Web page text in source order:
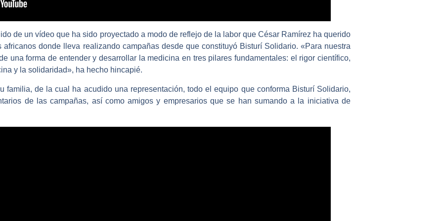
de un vídeo que ha sido proyectado a modo de reflejo de la labor que César Ramírez ha querido
donde lleva realizando campañas desde que constituyó Bisturí Solidario. «Para nuestra
una forma de entender y desarrollar la medicina en tres pilares fundamentales: el rigor científico,
y la solidaridad», ha hecho hincapié.
familia, de la cual ha acudido una representación, todo el equipo que conforma Bisturí Solidario,
de las campañas, así como amigos y empresarios que se han sumando a la iniciativa de